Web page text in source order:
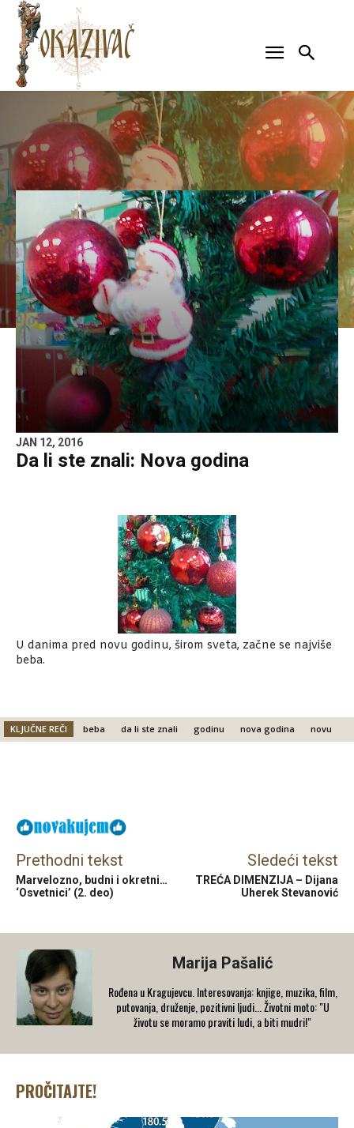
JAN 12, 2016
Da li ste znali: Nova godina
U danima pred novu godinu, širom sveta, začne se najviše
beba.
KLJUČNE REČI beba da li ste znali godinu nova godina novu
Prethodni tekst
Marvelozno, budni i okretni…
‘Osvetnici’ (2. deo)
Sledeći tekst
TREĆA DIMENZIJA – Dijana
Uherek Stevanović
Marija Pašalić
​Rođena u Kragujevcu. Interesovanja: knjige, muzika, film,
putovanja, druženje, pozitivni ljudi... Životni moto: "U
životu se moramo praviti ludi, a biti mudri!"
PROČITAJTE!